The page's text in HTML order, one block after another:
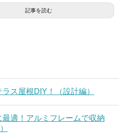
記事を読む
ス屋根DIY！（設計編）
適！アルミフレームで収納